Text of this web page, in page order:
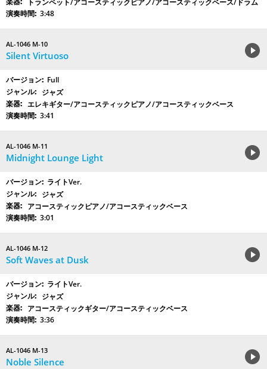
トランペット/アコースティックピアノ/アコースティックベース/ドラム
3:48
AL-1046 M-10
Silent Virtuoso
Full
ジャズ
エレキギター/アコースティックピアノ/アコースティックベース
3:41
AL-1046 M-11
Midnight Lounge Light
ライトVer.
ジャズ
アコースティックピアノ/アコースティックベース
3:01
AL-1046 M-12
Soft Waves at Dusk
ライトVer.
ジャズ
アコースティックギター/アコースティックベース
3:36
AL-1046 M-13
Noble Silence